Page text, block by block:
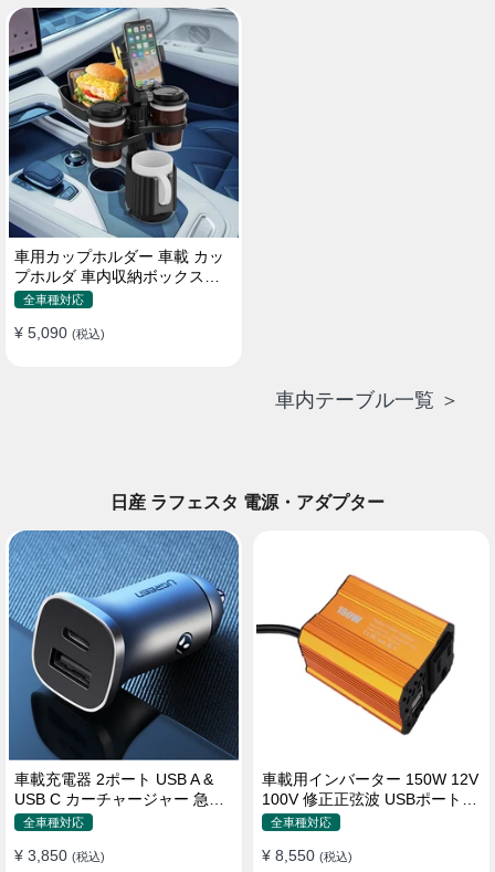
車用カップホルダー 車載 カッ
プホルダ 車内収納ボックス車
載テーブル スマホ置き 調整可
止め 小物置き 多機能 使い勝手
全車種対応
¥ 5,090 (税込)
車内テーブル一覧 ＞
日産 ラフェスタ 電源・アダプター
車載充電器 2ポート USB A &
USB C カーチャージャー 急速
充電USB [36W 12V-24V ]
全車種対応
¥ 3,850 (税込)
車載用インバーター 150W 12V
100V 修正正弦波 USBポート2
口 コンバーター 防災用品 チャ
全車種対応
¥ 8,550 (税込)